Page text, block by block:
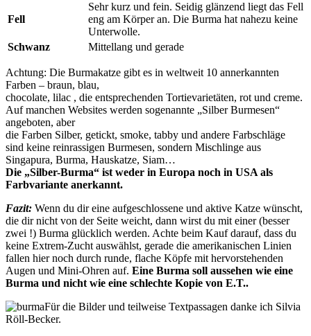
Fell
Sehr kurz und fein. Seidig glänzend liegt das Fell
eng am Körper an. Die Burma hat nahezu keine
Unterwolle.
Schwanz
Mittellang und gerade
Achtung: Die Burmakatze gibt es in weltweit 10 annerkannten
Farben – braun, blau,
chocolate, lilac , die entsprechenden Tortievarietäten, rot und creme.
Auf manchen Websites werden sogenannte „Silber Burmesen“
angeboten, aber
die Farben Silber, getickt, smoke, tabby und andere Farbschläge
sind keine reinrassigen Burmesen, sondern Mischlinge aus
Singapura, Burma, Hauskatze, Siam…
Die „Silber-Burma“ ist weder in Europa noch in USA als
Farbvariante anerkannt.
Fazit: Wenn du dir eine aufgeschlossene und aktive Katze wünscht,
die dir nicht von der Seite weicht, dann wirst du mit einer (besser
zwei !) Burma glücklich werden. Achte beim Kauf darauf, dass du
keine Extrem-Zucht auswählst, gerade die amerikanischen Linien
fallen hier noch durch runde, flache Köpfe mit hervorstehenden
Augen und Mini-Ohren auf. Eine Burma soll aussehen wie eine
Burma und nicht wie eine schlechte Kopie von E.T..
Für die Bilder und teilweise Textpassagen danke ich Silvia
Röll-Becker.